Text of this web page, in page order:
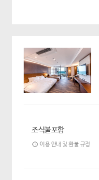
조식불포함
이용 안내 및 환불 규정